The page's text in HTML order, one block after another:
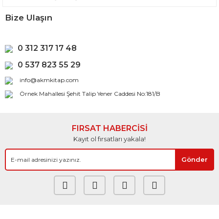
Bize Ulaşın
0 312 317 17 48
0 537 823 55 29
info@akmkitap.com
Örnek Mahallesi Şehit Talip Yener Caddesi No:181/B
FIRSAT HABERCİSİ
Kayıt ol fırsatları yakala!
Gönder